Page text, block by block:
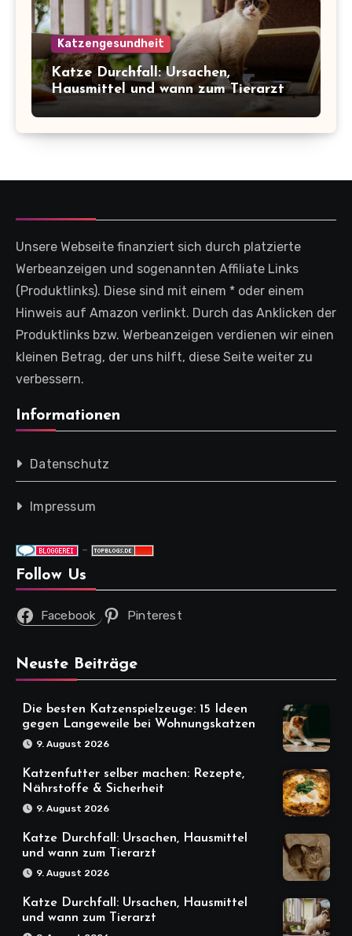
Katzengesundheit
Katze Durchfall: Ursachen,
Hausmittel und wann zum Tierarzt
Unsere Webseite finanziert sich durch platzierte
Werbeanzeigen und sogenannten Affiliate Links
(Produktlinks). Diese sind mit einem * oder einem
Hinweis auf Amazon verlinkt. Durch das Anklicken der
Produktlinks bzw. Werbeanzeigen verdienen wir einen
kleinen Betrag, der uns hilft, diese Seite weiter zu
verbessern.
Informationen
Datenschutz
Impressum
-
Follow Us
Facebook Pinterest
Neuste Beiträge
Die besten Katzenspielzeuge: 15 Ideen
gegen Langeweile bei Wohnungskatzen
9. August 2026
Katzenfutter selber machen: Rezepte,
Nährstoffe & Sicherheit
9. August 2026
Katze Durchfall: Ursachen, Hausmittel
und wann zum Tierarzt
9. August 2026
Katze Durchfall: Ursachen, Hausmittel
und wann zum Tierarzt